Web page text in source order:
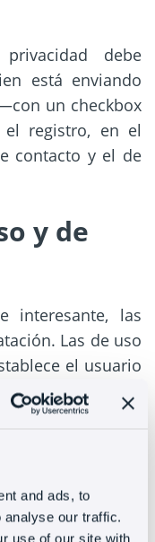
and ads, to
analyse our traffic.
use of our site with
debe
está enviando
un checkbox
registro, en el
contacto y el de
y de
interesante, las
Las de uso
el usuario
Primero,
empresa se llama
la política de
intelectual, las
derivar de un